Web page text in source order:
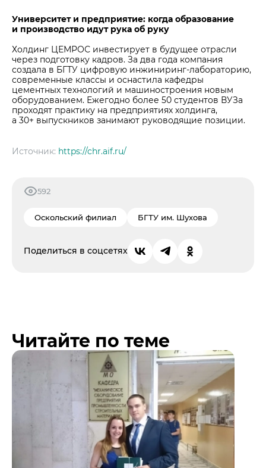
Университет и предприятие: когда образование
и производство идут рука об руку
Холдинг ЦЕМРОС инвестирует в будущее отрасли
через подготовку кадров. За два года компания
создала в БГТУ цифровую инжиниринг-лабораторию,
современные классы и оснастила кафедры
цементных технологий и машиностроения новым
оборудованием. Ежегодно более 50 студентов ВУЗа
проходят практику на предприятиях холдинга,
а 30+ выпускников занимают руководящие позиции.
Источник: https://chr.aif.ru/
592
Оскольский филиал БГТУ им. Шухова
Поделиться в соцсетях
Читайте по теме